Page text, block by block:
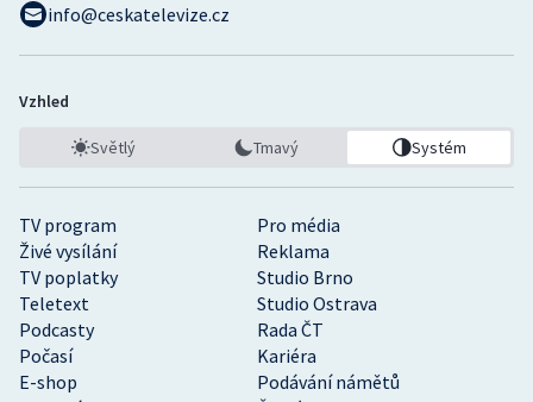
TV program
Pro média
Živé vysílání
Reklama
TV poplatky
Studio Brno
Teletext
Studio Ostrava
Podcasty
Rada ČT
Počasí
Kariéra
E-shop
Podávání námětů
info@ceskatelevize.cz
Vzhled
Světlý Tmavý Systém